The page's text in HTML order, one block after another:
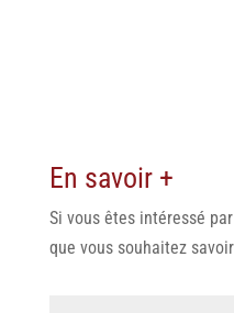
En savoir +
Si vous êtes intéressé
que vous souhaitez